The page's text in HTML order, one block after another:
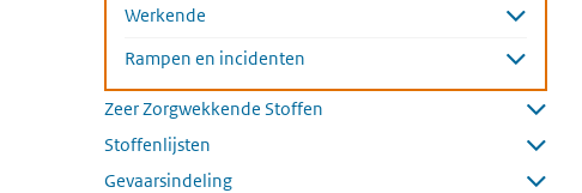
Werkende
Rampen en incidenten
Zeer Zorgwekkende Stoffen
Submenu openen
Stoffenlijsten
Submenu openen
Gevaarsindeling